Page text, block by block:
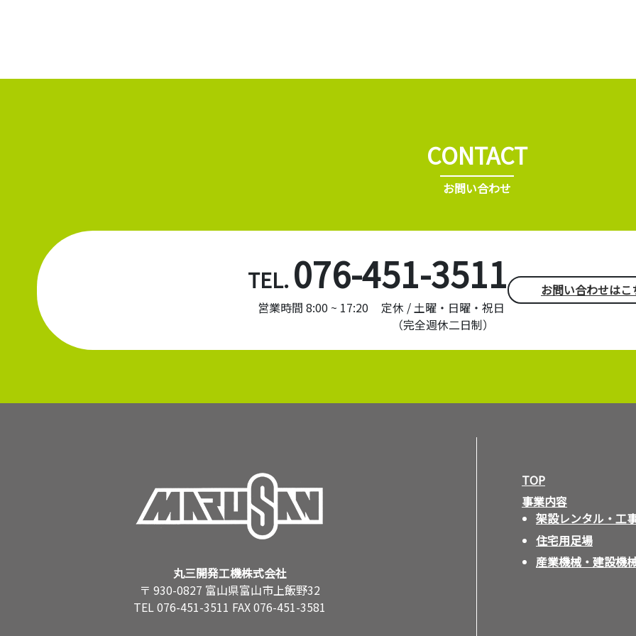
CONTACT
お問い合わせ
TEL.076-451-3511
営業時間 8:00 ~ 17:20
定休 / 土曜・日曜・祝日
（完全週休二日制）
お問い合わせはこ
丸三開発工機株式会社
〒 930-0827 富山県富山市上飯野32
TEL 076-451-3511 FAX 076-451-3581
TOP
事業内容
架設レンタル・工
住宅用足場
産業機械・建設機